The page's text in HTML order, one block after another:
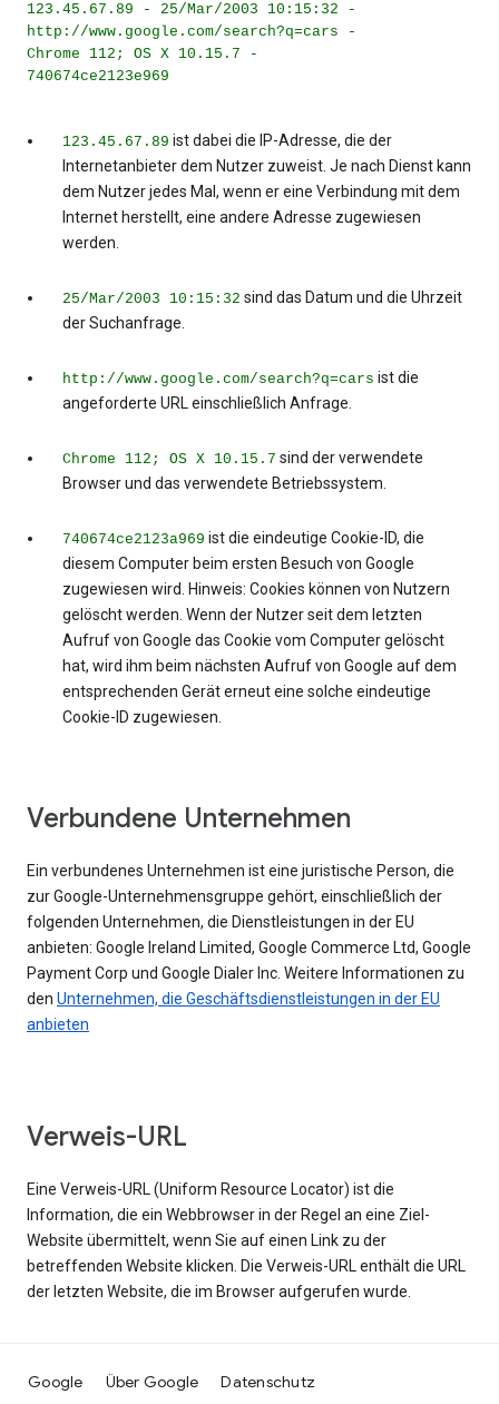
123.45.67.89 - 25/Mar/2003 10:15:32 -
http://www.google.com/search?q=cars -
Chrome 112; OS X 10.15.7 -
740674ce2123e969
123.45.67.89 ist dabei die IP-Adresse, die der
Internetanbieter dem Nutzer zuweist. Je nach Dienst kann
dem Nutzer jedes Mal, wenn er eine Verbindung mit dem
Internet herstellt, eine andere Adresse zugewiesen
werden.
25/Mar/2003 10:15:32 sind das Datum und die Uhrzeit
der Suchanfrage.
http://www.google.com/search?q=cars ist die
angeforderte URL einschließlich Anfrage.
Chrome 112; OS X 10.15.7 sind der verwendete
Browser und das verwendete Betriebssystem.
740674ce2123a969 ist die eindeutige Cookie-ID, die
diesem Computer beim ersten Besuch von Google
zugewiesen wird. Hinweis: Cookies können von Nutzern
gelöscht werden. Wenn der Nutzer seit dem letzten
Aufruf von Google das Cookie vom Computer gelöscht
hat, wird ihm beim nächsten Aufruf von Google auf dem
entsprechenden Gerät erneut eine solche eindeutige
Cookie-ID zugewiesen.
Verbundene Unternehmen
Ein verbundenes Unternehmen ist eine juristische Person, die
zur Google-Unternehmensgruppe gehört, einschließlich der
folgenden Unternehmen, die Dienstleistungen in der EU
anbieten: Google Ireland Limited, Google Commerce Ltd, Google
Payment Corp und Google Dialer Inc. Weitere Informationen zu
den Unternehmen, die Geschäftsdienstleistungen in der EU
anbieten
Verweis-URL
Eine Verweis-URL (Uniform Resource Locator) ist die
Information, die ein Webbrowser in der Regel an eine Ziel-
Website übermittelt, wenn Sie auf einen Link zu der
betreffenden Website klicken. Die Verweis-URL enthält die URL
der letzten Website, die im Browser aufgerufen wurde.
Google Über Google Datenschutz